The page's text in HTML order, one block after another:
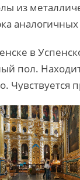
из
в
пол.
Чувствуется